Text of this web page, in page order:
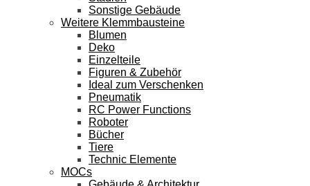
Sonstige Gebäude
Weitere Klemmbausteine
Blumen
Deko
Einzelteile
Figuren & Zubehör
Ideal zum Verschenken
Pneumatik
RC Power Functions
Roboter
Bücher
Tiere
Technic Elemente
MOCs